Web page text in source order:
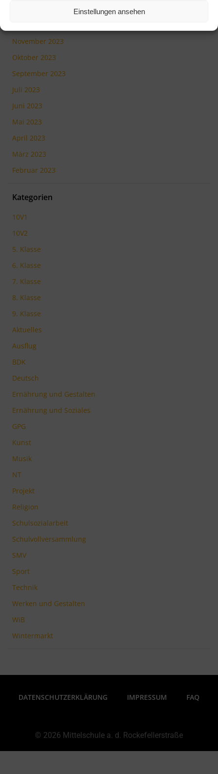
Einstellungen ansehen
November 2023
Oktober 2023
September 2023
Juli 2023
Juni 2023
Mai 2023
April 2023
März 2023
Februar 2023
Kategorien
10V1
10V2
5. Klasse
6. Klasse
7. Klasse
8. Klasse
9. Klasse
Aktuelles
Ausflug
BDK
Deutsch
Ernährung und Gestalten
Ernährung und Soziales
GPG
Kunst
Musik
NT
Projekt
Religion
Schulsozialarbeit
Schulvollversammlung
SMV
Sport
Technik
Werken und Gestalten
WiB
Wintermarkt
DATENSCHUTZERKLÄRUNG IMPRESSUM FAQ
© 2026 Mittelschule a. d. Rockefellerstraße